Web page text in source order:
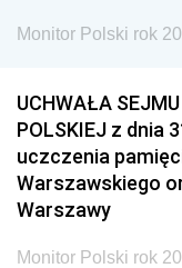
Monitor Polski rok
UCHWAŁA
POLSKIEJ z dnia
uczczenia
Warszawskiego
Warszawy
Monitor Polski rok